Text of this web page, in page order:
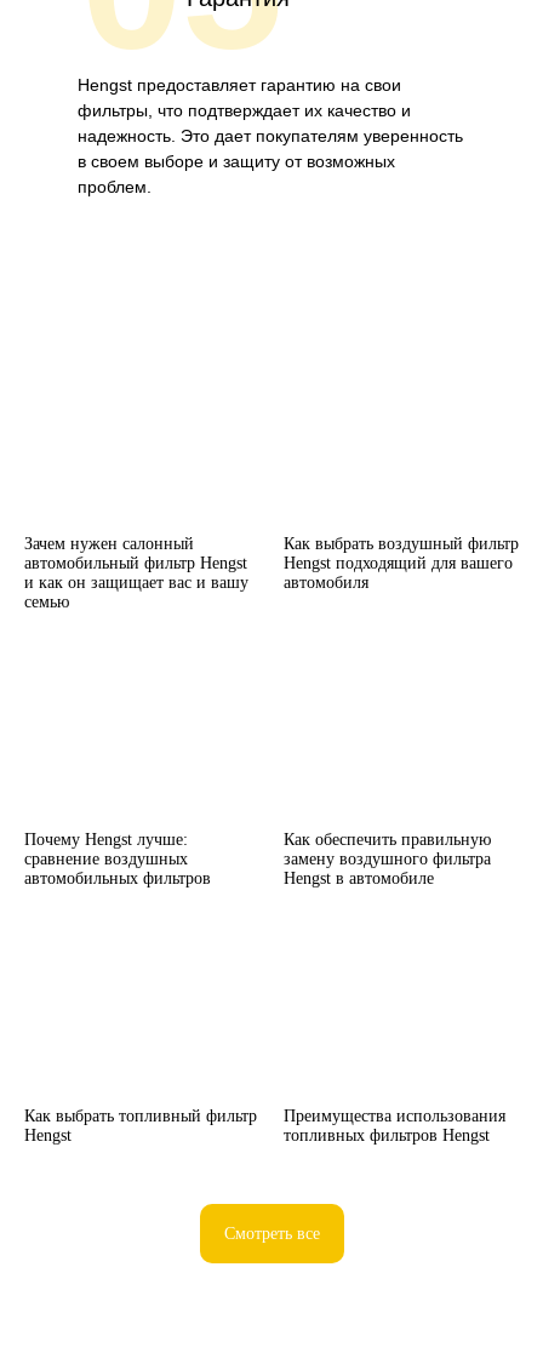
Hengst предоставляет гарантию на свои
фильтры, что подтверждает их качество и
надежность. Это дает покупателям уверенность
в своем выборе и защиту от возможных
проблем.
Зачем нужен салонный
автомобильный фильтр Hengst
и как он защищает вас и вашу
семью
Как выбрать воздушный фильтр
Hengst подходящий для вашего
автомобиля
Почему Hengst лучше:
сравнение воздушных
автомобильных фильтров
Как обеспечить правильную
замену воздушного фильтра
Hengst в автомобиле
Как выбрать топливный фильтр
Hengst
Преимущества использования
топливных фильтров Hengst
Смотреть все